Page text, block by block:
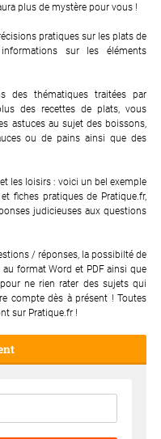
plus de mystère pour vous !
pratiques sur les plats de
sur les éléments
des thématiques traitées par
des recettes de plats, vous
astuces au sujet des boissons,
ou de pains ainsi que des
les loisirs : voici un bel exemple
fiches pratiques de Pratique.fr,
judicieuses aux questions
/ réponses, la possibilté de
format Word et PDF ainsi que
ne rien rater des sujets qui
compte dès à présent ! Toutes
sur Pratique.fr !